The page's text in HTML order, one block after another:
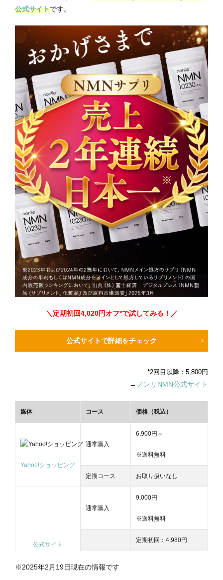
公式サイトです。
＼定期初回4,020円オフ*で試してみる！／
公式サイトで詳細をチェック
*2回目以降：5,800円
→ ノンリNMN公式サイト
媒体 コース 価格（税込）
Yahoo!ショッピング
通常購入
6,900円～
※送料無料
定期コース お取り扱いなし
公式サイト
通常購入
9,000円
※送料無料
定期初回：4,980円
※2025年2月19日現在の情報です